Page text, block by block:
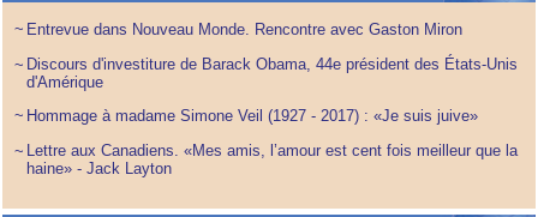
~ Entrevue dans Nouveau Monde. Rencontre avec Gaston Miron
~ Discours d'investiture de Barack Obama, 44e président des États-Unis
d'Amérique
~ Hommage à madame Simone Veil (1927 - 2017) : «Je suis juive»
~
Lettre aux Canadiens. «Mes amis, l’amour est cent fois meilleur que la
haine» - Jack Layton